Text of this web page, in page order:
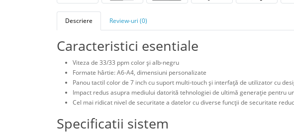
Descriere Review-uri (0)
Caracteristici esentiale
Viteza de 33/33 ppm color şi alb-negru
Formate hârtie: A6-A4, dimensiuni personalizate
Panou tactil color de 7 inch cu suport multi-touch şi interfaţă de utilizator cu
Impact redus asupra mediului datorită tehnologiei de ultimă generaţie pentru
Cel mai ridicat nivel de securitate a datelor cu diverse funcţii de securitate
Specificatii sistem